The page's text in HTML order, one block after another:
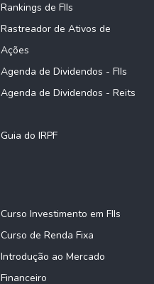
Rankings de FIIs
Rastreador de Ativos de
Ações
Agenda de Dividendos - FIIs
Agenda de Dividendos - Reits
Guia do IRPF
Curso Investimento em FIIs
Curso de Renda Fixa
Introdução ao Mercado
Financeiro